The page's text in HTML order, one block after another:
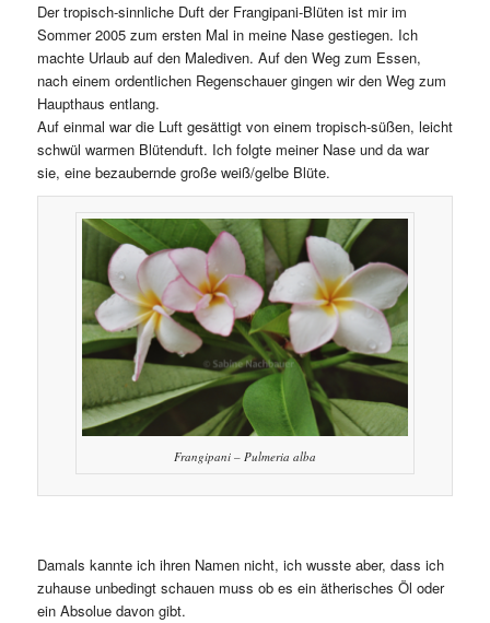
Der tropisch-sinnliche Duft der Frangipani-Blüten ist mir im
Sommer 2005 zum ersten Mal in meine Nase gestiegen. Ich
machte Urlaub auf den Malediven. Auf den Weg zum Essen,
nach einem ordentlichen Regenschauer gingen wir den Weg zum
Haupthaus entlang.
Auf einmal war die Luft gesättigt von einem tropisch-süßen, leicht
schwül warmen Blütenduft. Ich folgte meiner Nase und da war
sie, eine bezaubernde große weiß/gelbe Blüte.
Frangipani – Pulmeria alba
Damals kannte ich ihren Namen nicht, ich wusste aber, dass ich
zuhause unbedingt schauen muss ob es ein ätherisches Öl oder
ein Absolue davon gibt.